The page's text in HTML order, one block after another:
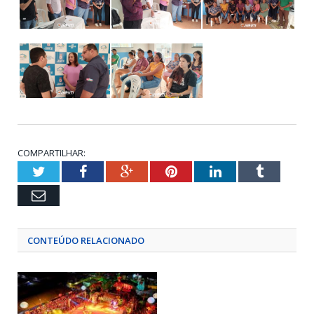
COMPARTILHAR:
TwitterFacebookGoogle+PinterestLinkedInTumblr
Email
CONTEÚDO RELACIONADO